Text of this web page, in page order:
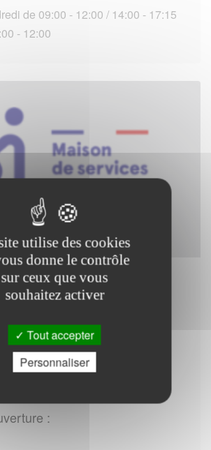
de 09:00 - 12:00 / 14:00 - 17:15
- 12:00
- ARRAS
place :
(*)
:
utilise des cookies
donne le contrôle
sur ceux que vous
souhaitez activer
Tout accepter
Personnaliser